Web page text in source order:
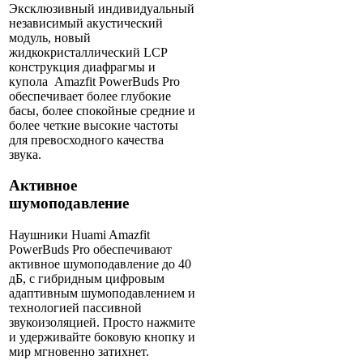
Эксклюзивный индивидуальный
независимый акустический
модуль, новый
жидкокристаллический LCP
конструкция диафрагмы и
купола Amazfit PowerBuds Pro
обеспечивает более глубокие
басы, более спокойные средние и
более четкие высокие частоты
для превосходного качества
звука.
Активное
шумоподавление
Наушники Huami Amazfit
PowerBuds Pro обеспечивают
активное шумоподавление до 40
дБ, с гибридным цифровым
адаптивным шумоподавлением и
технологией пассивной
звукоизоляцией. Просто нажмите
и удерживайте боковую кнопку и
мир мгновенно затихнет.